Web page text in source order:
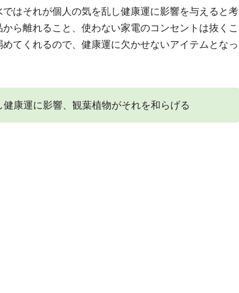
はそれが個人の気を乱し健康運に影響を与えると考
ら離れること、使わない家電のコンセントは抜くこ
てくれるので、健康運に欠かせないアイテムとなっ
康運に影響、観葉植物がそれを和らげる